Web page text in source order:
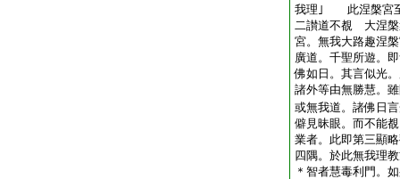
我理｣ 此涅槃宮
二讃道不覩 大涅槃
宮。無我大路趣涅
廣道。千聖所遊。
佛如日。其言似光
諸外等由無勝慧。
或無我道。諸佛日
僻見昧眼。而不
業者。此即第三顯
四隅。於此無我理
＊智者慧毒利門。